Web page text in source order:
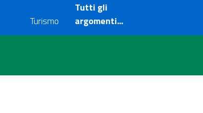
Turismo
Tutti gli
argomenti...